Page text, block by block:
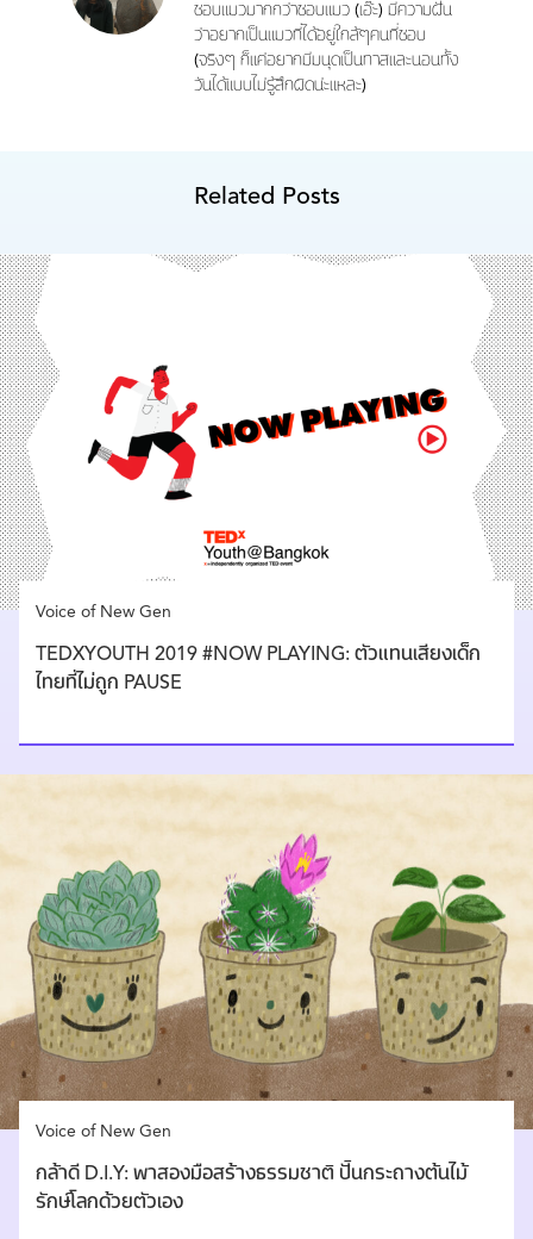
ชอบแมวมากกว่าชอบแมว (เอ๊ะ) มีความฝัน
ว่าอยากเป็นแมวที่ได้อยู่ใกล้ๆคนที่ชอบ
(จริงๆ ก็แค่อยากมีมนุดเป็นทาสและนอนทั้ง
วันได้แบบไม่รู้สึกผิดน่ะแหละ)
Related Posts
Voice of New Gen
TEDXYOUTH 2019 #NOW PLAYING: ตัวแทนเสียงเด็ก
ไทยที่ไม่ถูก PAUSE
Voice of New Gen
กล้าดี D.I.Y: พาสองมือสร้างธรรมชาติ ปั้นกระถางต้นไม้
รักษ์โลกด้วยตัวเอง